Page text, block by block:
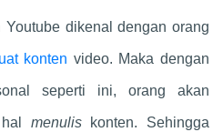
dikenal dengan orang
konten video. Maka dengan
seperti ini, orang akan
menulis konten. Sehingga